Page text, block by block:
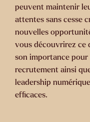
peuvent maintenir
attentes sans cesse
nouvelles
vous découvrirez ce
son importance
recrutement ainsi
leadership
efficaces.